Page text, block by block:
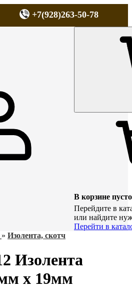
+7(928)263-50-78
В корзине пусто
Перейдите в
или найдите
Перейти в
» Изолента, скотч
Изолента
х 19мм